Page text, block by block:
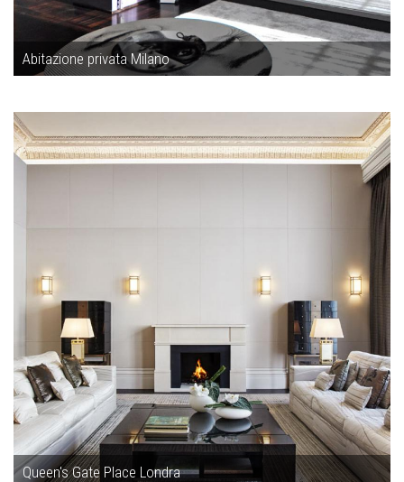
Abitazione privata Milano
Queen's Gate Place Londra